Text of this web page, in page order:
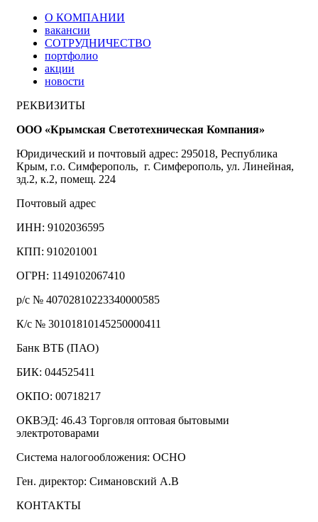
О КОМПАНИИ
вакансии
СОТРУДНИЧЕСТВО
портфолио
акции
новости
РЕКВИЗИТЫ
ООО «Крымская Светотехническая Компания»
Юридический и почтовый адрес: 295018, Республика
Крым, г.о. Симферополь, г. Симферополь, ул. Линейная,
зд.2, к.2, помещ. 224
Почтовый адрес
ИНН: 9102036595
КПП: 910201001
ОГРН: 1149102067410
р/с № 40702810223340000585
К/с № 30101810145250000411
Банк ВТБ (ПАО)
БИК: 044525411
ОКПО: 00718217
ОКВЭД: 46.43 Торговля оптовая бытовыми
электротоварами
Система налогообложения: ОСНО
Ген. директор: Симановский А.В
КОНТАКТЫ